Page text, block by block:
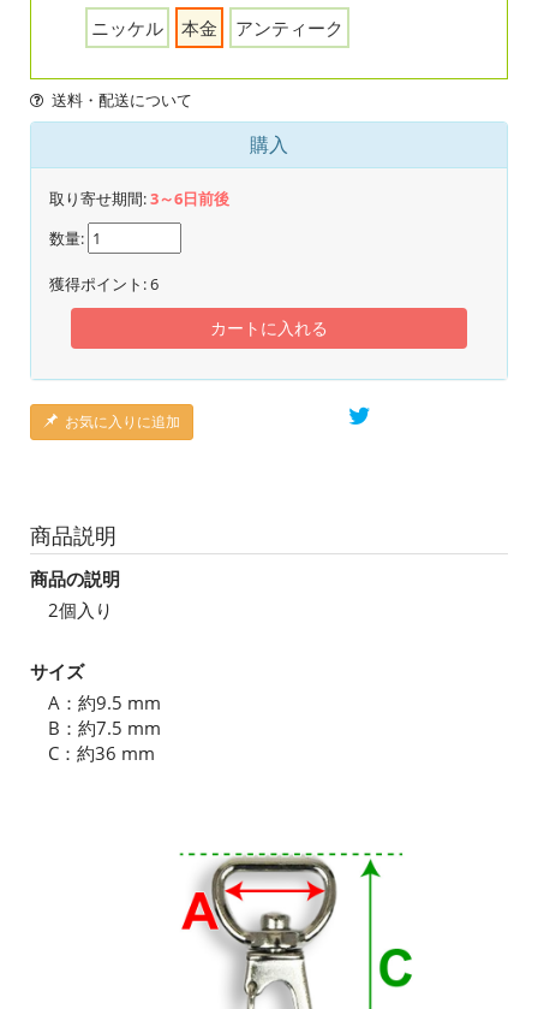
ニッケル
本金 アンティーク
送料・配送について
購入
取り寄せ期間:3～6日前後
数量:
獲得ポイント:6
カートに入れる
お気に入りに追加
商品説明
商品の説明
2個入り
サイズ
A：約9.5 mm
B：約7.5 mm
C：約36 mm